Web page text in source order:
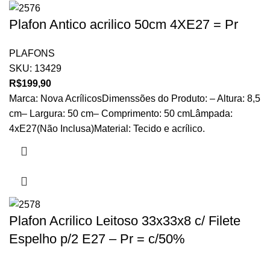
Plafon Antico acrilico 50cm 4XE27 = Pr
PLAFONS
SKU: 13429
R$199,90
Marca: Nova AcrílicosDimenssões do Produto: – Altura: 8,5
cm– Largura: 50 cm– Comprimento: 50 cmLâmpada:
4xE27(Não Inclusa)Material: Tecido e acrílico.
Plafon Acrilico Leitoso 33x33x8 c/ Filete
Espelho p/2 E27 – Pr = c/50%